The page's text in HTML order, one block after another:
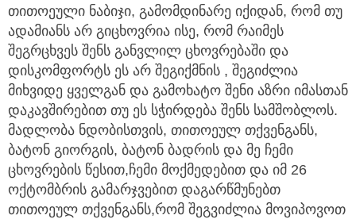
თითოეული ნაბიჯი, გამომდინარე იქიდან, რომ თუ
ადამიანს არ გიცხოვრია ისე, რომ რაიმეს
შეგრცხვეს შენს განვლილ ცხოვრებაში და
დისკომფორტს ეს არ შეგიქმნის , შეგიძლია
მიხვიდე ყველგან და გამოხატო შენი აზრი იმასთან
დაკავშირებით თუ ეს სჭირდება შენს სამშობლოს.
მადლობა ნდობისთვის, თითოეულ თქვენგანს,
ბატონ გიორგის, ბატონ ბადრის და მე ჩემი
ცხოვრების წესით,ჩემი მოქმედებით და იმ 26
ოქტომბრის გამარჯვებით დაგარწმუნებთ
თითოეულ თქვენგანს,რომ შეგვიძლია მოვიპოვოთ